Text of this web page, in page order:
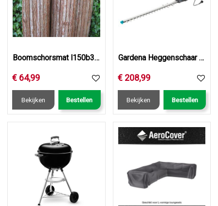
Boomschorsmat l150b300cm
€ 64,99
Bekijken Bestellen
Gardena Heggenschaar powercut 700/66
€ 208,99
Bekijken Bestellen